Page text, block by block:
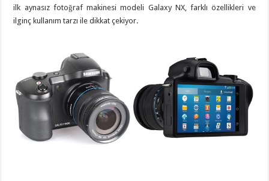
ilk aynasız fotoğraf makinesi modeli Galaxy NX, farklı özellikleri ve
ilginç kullanım tarzı ile dikkat çekiyor.